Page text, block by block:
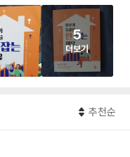
5
더보기
추천순